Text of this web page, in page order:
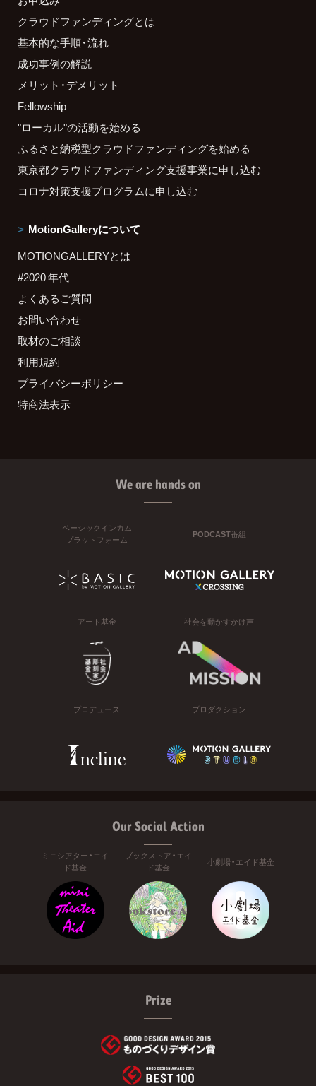
クラウドファンディングとは
基本的な手順・流れ
成功事例の解説
メリット・デメリット
Fellowship
"ローカル"の活動を始める
ふるさと納税型クラウドファンディングを始める
東京都クラウドファンディング支援事業に申し込む
コロナ対策支援プログラムに申し込む
MotionGalleryについて
MOTIONGALLERYとは
#2020 年代
よくあるご質問
お問い合わせ
取材のご相談
利用規約
プライバシーポリシー
特商法表示
We are hands on
ベーシックインカム
プラットフォーム
PODCAST番組
アート基金 社会を動かすかけ声
プロデュース プロダクション
Our Social Action
ミニシアター・エイ
ド基金
ブックストア・エイ
ド基金
小劇場・エイド基金
Prize